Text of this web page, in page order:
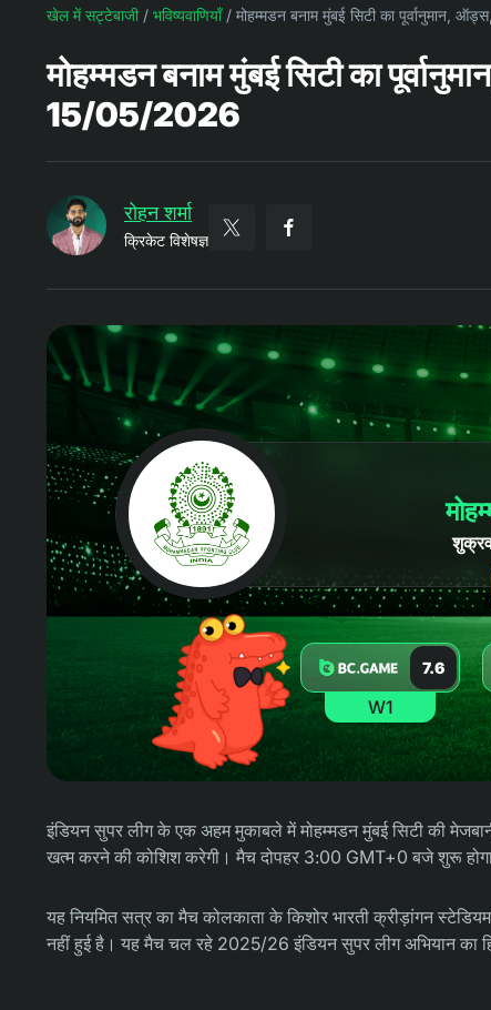
खेल में सट्टेबाजी/ भविष्यवाणियाँ/ मोहम्मडन बनाम मुंबई सिटी का पूर्वानुमान,
मोहम्मडन बनाम मुंबई सिटी का
15/05/2026
रोहन शर्मा
क्रिकेट विशेषज्ञ
7.6
W1
इंडियन सुपर लीग के एक अहम मुकाबले में मोहम्मडन मुंबई सिटी की
खत्म करने की कोशिश करेगी। मैच दोपहर 3:00 GMT+0 बजे शुरू
यह नियमित सत्र का मैच कोलकाता के किशोर भारती क्रीड़ांगन
नहीं हुई है। यह मैच चल रहे 2025/26 इंडियन सुपर लीग अभियान का